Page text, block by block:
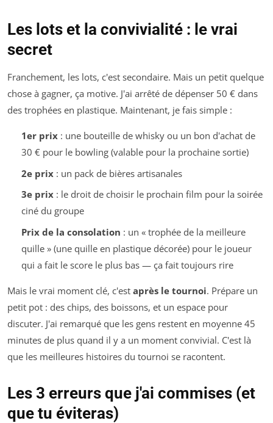
Les lots et la convivialité : le vrai
secret
Franchement, les lots, c'est secondaire. Mais un petit quelque
chose à gagner, ça motive. J'ai arrêté de dépenser 50 € dans
des trophées en plastique. Maintenant, je fais simple :
1er prix: une bouteille de whisky ou un bon d'achat de
30 € pour le bowling (valable pour la prochaine sortie)
2e prix: un pack de bières artisanales
3e prix: le droit de choisir le prochain film pour la soirée
ciné du groupe
Prix de la consolation : un « trophée de la meilleure
quille » (une quille en plastique décorée) pour le joueur
qui a fait le score le plus bas — ça fait toujours rire
Mais le vrai moment clé, c'est après le tournoi. Prépare un
petit pot : des chips, des boissons, et un espace pour
discuter. J'ai remarqué que les gens restent en moyenne 45
minutes de plus quand il y a un moment convivial. C'est là
que les meilleures histoires du tournoi se racontent.
Les 3 erreurs que j'ai commises (et
que tu éviteras)